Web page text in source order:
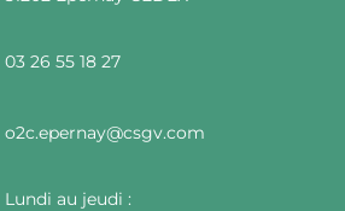
03 26 55 18 27
o2c.epernay@csgv.com
Lundi au jeudi :